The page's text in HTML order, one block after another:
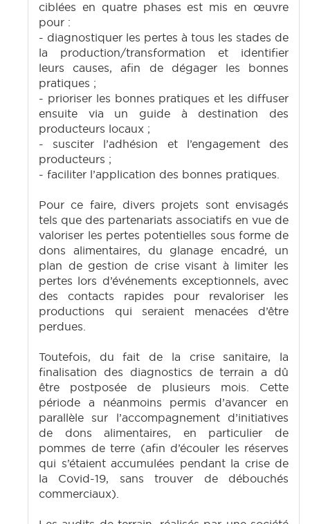
ciblées en quatre phases est mis en œuvre
pour :
- diagnostiquer les pertes à tous les stades de
la production/transformation et identifier
leurs causes, afin de dégager les bonnes
pratiques ;
- prioriser les bonnes pratiques et les diffuser
ensuite via un guide à destination des
producteurs locaux ;
- susciter l’adhésion et l’engagement des
producteurs ;
- faciliter l’application des bonnes pratiques.
Pour ce faire, divers projets sont envisagés
tels que des partenariats associatifs en vue de
valoriser les pertes potentielles sous forme de
dons alimentaires, du glanage encadré, un
plan de gestion de crise visant à limiter les
pertes lors d’événements exceptionnels, avec
des contacts rapides pour revaloriser les
productions qui seraient menacées d’être
perdues.
Toutefois, du fait de la crise sanitaire, la
finalisation des diagnostics de terrain a dû
être postposée de plusieurs mois. Cette
période a néanmoins permis d’avancer en
parallèle sur l’accompagnement d’initiatives
de dons alimentaires, en particulier de
pommes de terre (afin d’écouler les réserves
qui s’étaient accumulées pendant la crise de
la Covid-19, sans trouver de débouchés
commerciaux).